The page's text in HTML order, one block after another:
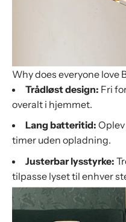
Why does everyone love
Trådløst design: Fri
overalt i hjemmet.
Lang batteritid:
timer uden opladning.
Justerbar lysstyrke:
tilpasse lyset til enhver